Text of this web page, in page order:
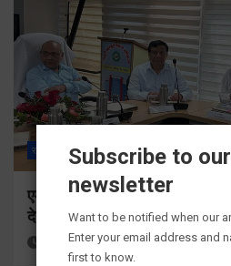
राज्य ALL देहरादून
एमडीडीए बोर्ड बैठक में 25 विकास
देहरादून-मसूरी के नियोजित विकास
12 hours ago Viri Gairola
Subscribe to our
newsletter
Want to be notified when our
Enter your email address and
first to know.